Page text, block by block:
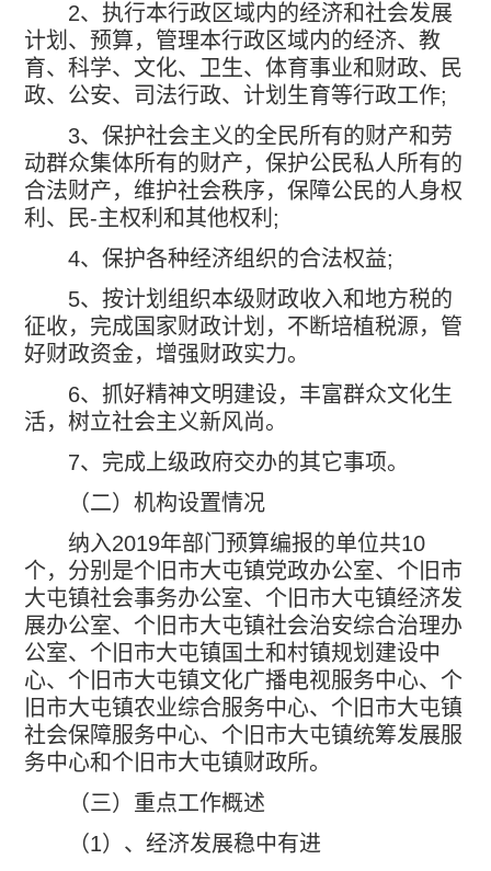
2、执行本行政区域内的经济和社会发展
计划、预算，管理本行政区域内的经济、教
育、科学、文化、卫生、体育事业和财政、民
政、公安、司法行政、计划生育等行政工作;
3、保护社会主义的全民所有的财产和劳
动群众集体所有的财产，保护公民私人所有的
合法财产，维护社会秩序，保障公民的人身权
利、民-主权利和其他权利 ;
4、保护各种经济组织的合法权益;
5、按计划组织本级财政收入和地方税的
征收，完成国家财政计划，不断培植税源，管
好财政资金，增强财政实力。
6、抓好精神文明建设，丰富群众文化生
活，树立社会主义新风尚。
7、完成上级政府交办的其它事项。
（二）机构设置情况
纳入2019年部门预算编报的单位共10
个，分别是个旧市大屯镇党政办公室、个旧市
大屯镇社会事务办公室、个旧市大屯镇经济发
展办公室、个旧市大屯镇社会治安综合治理办
公室、个旧市大屯镇国土和村镇规划建设中
心、个旧市大屯镇文化广播电视服务中心、个
旧市大屯镇农业综合服务中心、个旧市大屯镇
社会保障服务中心、个旧市大屯镇统筹发展服
务中心和个旧市大屯镇财政所。
（三）重点工作概述
（1）、经济发展稳中有进